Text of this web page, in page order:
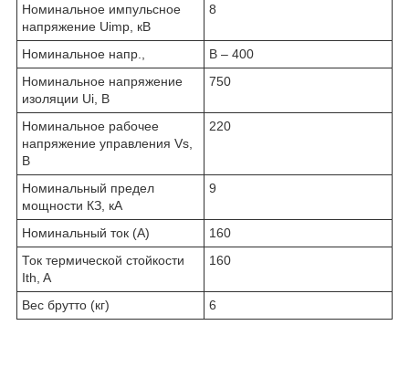
Номинальное импульсное
напряжение Uimp, кВ
8
Номинальное напр.,
В – 400
Номинальное напряжение
изоляции Ui, В
750
Номинальное рабочее
напряжение управления Vs,
В
220
Номинальный предел
мощности КЗ, кА
9
Номинальный ток (А)
160
Ток термической стойкости
Ith, A
160
Вес брутто (кг) 6